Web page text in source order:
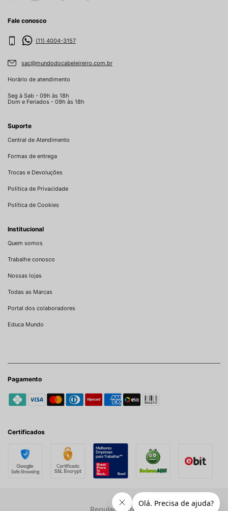
Fale conosco
(11) 4004-3157
sac@mundodocabeleireiro.com.br
Horário de atendimento
Seg à Sab - 09h às 18h
Dom e Feriados - 09h às 18h
Suporte
Central de Atendimento
Formas de entrega
Trocas e Devoluções
Política de Privacidade
Política de Cookies
Institucional
Quem somos
Trabalhe conosco
Nossas lojas
Todas as Marcas
Portal dos colaboradores
Educa Mundo
Pagamento
Certificados
Regulamentos